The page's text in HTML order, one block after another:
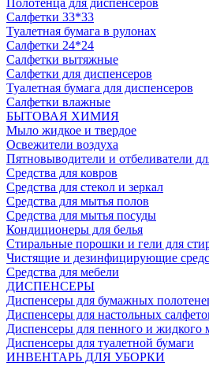
Полотенца для диспенсеров
Салфетки 33*33
Туалетная бумага в рулонах
Салфетки 24*24
Салфетки вытяжные
Салфетки для диспенсеров
Туалетная бумага для диспенсеров
Салфетки влажные
БЫТОВАЯ ХИМИЯ
Мыло жидкое и твердое
Освежители воздуха
Пятновыводители и отбеливатели
Средства для ковров
Средства для стекол и зеркал
Средства для мытья полов
Средства для мытья посуды
Кондиционеры для белья
Стиральные порошки и гели для
Чистящие и дезинфицирующие
Средства для мебели
ДИСПЕНСЕРЫ
Диспенсеры для бумажных
Диспенсеры для настольных
Диспенсеры для пенного и жидкого
Диспенсеры для туалетной бумаги
ИНВЕНТАРЬ ДЛЯ УБОРКИ